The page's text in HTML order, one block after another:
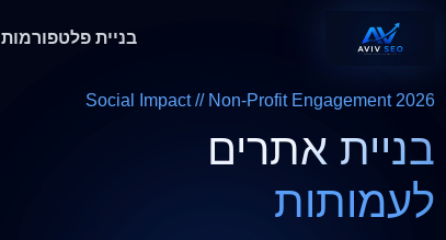
בניית פלטפורמות
Social Impact // Non-Profit Engagement 2026
בניית אתרים
לעמותות